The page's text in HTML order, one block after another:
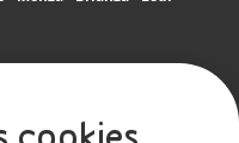
dell'Eni S.p.A.